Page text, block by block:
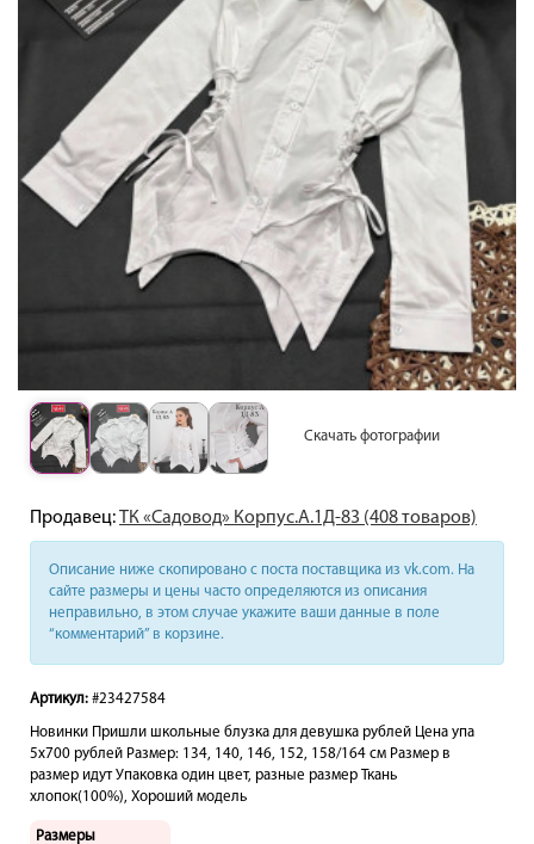
Скачать фотографии
Продавец:ТК «Садовод» Корпус.А.1Д-83 (408 товаров)
Описание ниже скопировано с поста поставщика из vk.com. На
сайте размеры и цены часто определяются из описания
неправильно, в этом случае укажите ваши данные в поле
“комментарий” в корзине.
Артикул: #23427584
Новинки Пришли школьные блузка для девушка рублей Цена упа
5х700 рублей Размер: 134, 140, 146, 152, 158/164 см Размер в
размер идут Упаковка один цвет, разные размер Ткань
хлопок(100%), Хороший модель
Размеры